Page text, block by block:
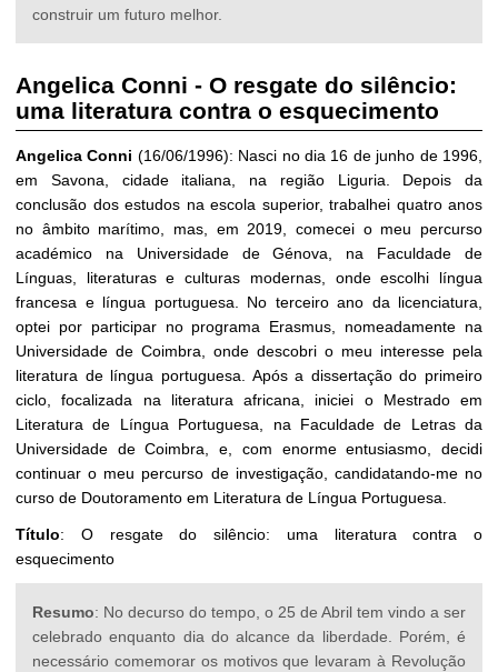
construir um futuro melhor.
Angelica Conni - O resgate do silêncio:
uma literatura contra o esquecimento
Angelica Conni (16/06/1996): Nasci no dia 16 de junho de 1996,
em Savona, cidade italiana, na região Liguria. Depois da
conclusão dos estudos na escola superior, trabalhei quatro anos
no âmbito marítimo, mas, em 2019, comecei o meu percurso
académico na Universidade de Génova, na Faculdade de
Línguas, literaturas e culturas modernas, onde escolhi língua
francesa e língua portuguesa. No terceiro ano da licenciatura,
optei por participar no programa Erasmus, nomeadamente na
Universidade de Coimbra, onde descobri o meu interesse pela
literatura de língua portuguesa. Após a dissertação do primeiro
ciclo, focalizada na literatura africana, iniciei o Mestrado em
Literatura de Língua Portuguesa, na Faculdade de Letras da
Universidade de Coimbra, e, com enorme entusiasmo, decidi
continuar o meu percurso de investigação, candidatando-me no
curso de Doutoramento em Literatura de Língua Portuguesa.
Título: O resgate do silêncio: uma literatura contra o
esquecimento
Resumo: No decurso do tempo, o 25 de Abril tem vindo a ser
celebrado enquanto dia do alcance da liberdade. Porém, é
necessário comemorar os motivos que levaram à Revolução